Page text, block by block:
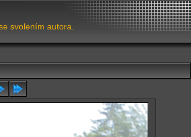
svolením autora.